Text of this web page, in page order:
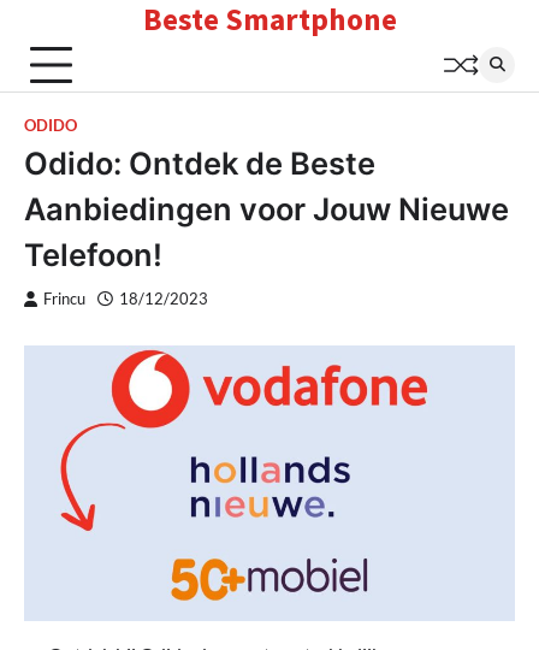
content
Beste Smartphone
ODIDO
Odido: Ontdek de Beste
Aanbiedingen voor Jouw Nieuwe
Telefoon!
Frincu 18/12/2023